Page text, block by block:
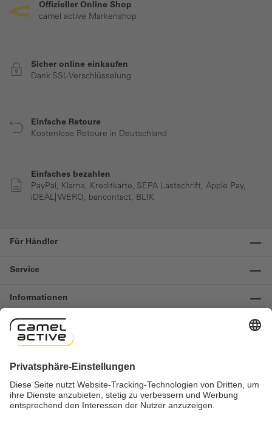
Offizieller Online Shop
camel active Markenshop
Sicher online einkaufen
Dank SSL-Verschlüsselung
Einfache Retoure
Kostenlose Retoure in Deutschland
Einfaches bezahlen
PayPal, Klarna, Kreditkarte, SEPA Lastschrift, Apple Pay,
iDEAL| WERO, bancontact, BLIK
Für Händler
Service
Informationen
Kontakt
Widerruf